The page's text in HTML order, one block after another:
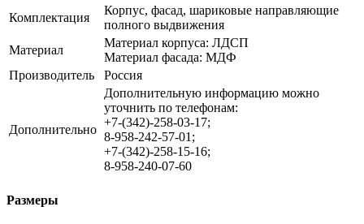
Комплектация
Корпус, фасад, шариковые направляющие
полного выдвижения
Материал
Материал корпуса: ЛДСП
Материал фасада: МДФ
Производитель
Россия
Дополнительно
Дополнительную информацию можно
уточнить по телефонам:
+7-(342)-258-03-17;
8-958-242-57-01;
+7-(342)-258-15-16;
8-958-240-07-60
Размеры